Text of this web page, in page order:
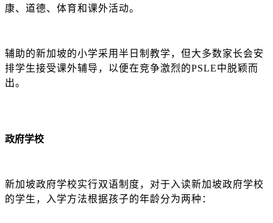
康、道德、体育和课外活动。
辅助的新加坡的小学采用半日制教学，但大多数家长会安
排学生接受课外辅导，以便在竞争激烈的PSLE中脱颖而
出。
政府学校
新加坡政府学校实行双语制度，对于入读新加坡政府学校
的学生，入学方法根据孩子的年龄分为两种：